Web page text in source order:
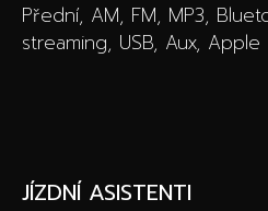
Přední, AM, FM, MP3,
streaming, USB, Aux,
JÍZDNÍ ASISTENTI